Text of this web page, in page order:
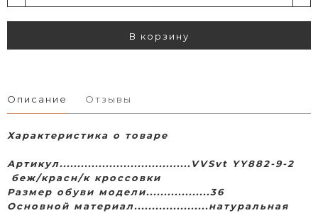
В корзину
Описание Отзывы
Характеристика о товаре
Артикул.....................................VVSvt YY882-9-2
беж/красн/к кроссовки
Размер обуви модели..................36
Основной материал.....................натуральная